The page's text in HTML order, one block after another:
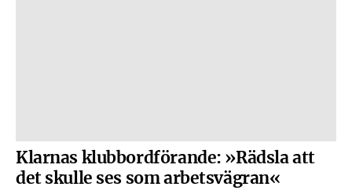
Klarnas klubbordförande: »Rädsla att
det skulle ses som arbetsvägran«